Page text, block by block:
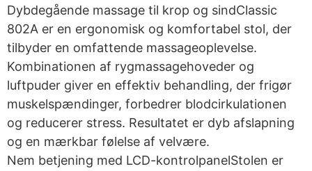
Dybdegående massage til krop og sindClassic
802A er en ergonomisk og komfortabel stol, der
tilbyder en omfattende massageoplevelse.
Kombinationen af rygmassagehoveder og
luftpuder giver en effektiv behandling, der frigør
muskelspændinger, forbedrer blodcirkulationen
og reducerer stress. Resultatet er dyb afslapning
og en mærkbar følelse af velvære.
Nem betjening med LCD-kontrolpanelStolen er